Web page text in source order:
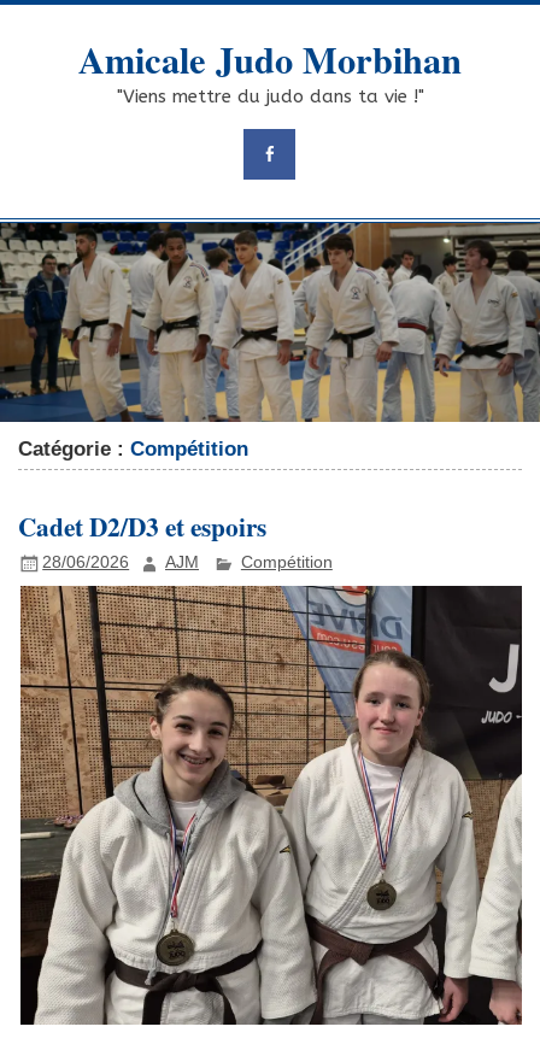
Skip
Amicale Judo Morbihan
"Viens mettre du judo dans ta vie !"
Catégorie :Compétition
Cadet D2/D3 et espoirs
28/06/2026 AJM Compétition